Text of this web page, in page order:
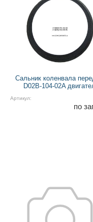
Сальник коленвала
D02B-104-02A
Артикул:
по